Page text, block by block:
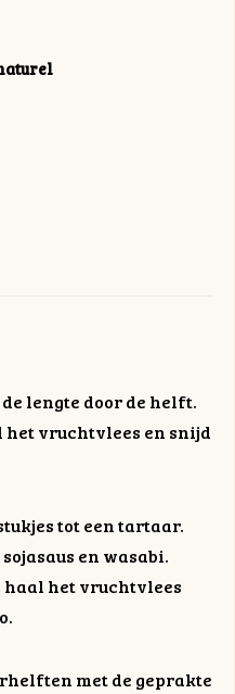
lengte door de helft.
vruchtvlees en snijd
tot een tartaar.
en wasabi.
haal het vruchtvlees
met de geprakte